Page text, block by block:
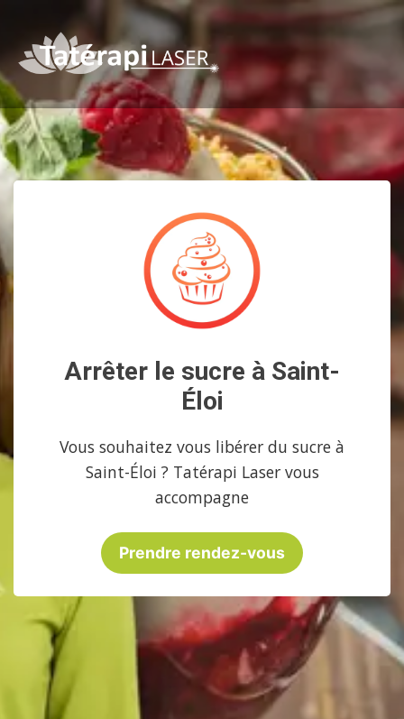
Arrêter le sucre à Saint-
Éloi
Vous souhaitez vous libérer du sucre à
Saint-Éloi ? Tatérapi Laser vous
accompagne
Prendre rendez-vous